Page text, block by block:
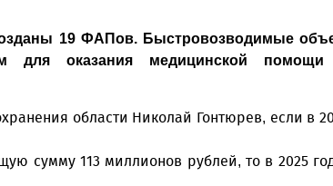
19 ФАПов. Быстровозводимые
для оказания медицинской помощи
области Николай Гонтюрев, если в
сумму 113 миллионов рублей, то в 2025